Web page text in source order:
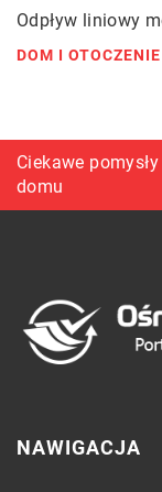
Odpływ liniowy
DOM I OTOCZENIE
Co należy kupić
siłowni?
Ciekawe
domu
Poczta kwiatowa
czasów
NAWIGACJA